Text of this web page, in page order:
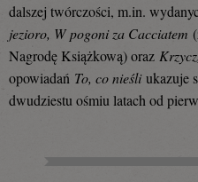
dalszej twórczości, m.in.
jezioro, W pogoni za Cacciatem
Nagrodę Książkową) oraz
opowiadań To, co nieśliukazuje
dwudziestu ośmiu latach od